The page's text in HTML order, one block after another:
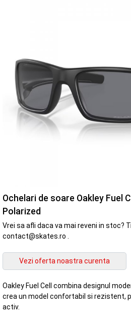
Ochelari de soare Oakley Fuel
Polarized
Vrei sa afli daca va mai reveni in stoc?
contact@skates.ro .
Oakley Fuel Cell combina designul
crea un model confortabil si rezistent,
activ.